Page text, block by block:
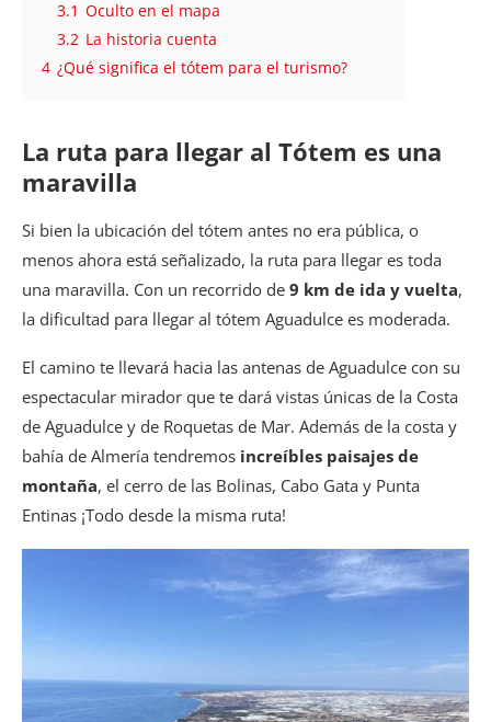
3.1 Oculto en el mapa
3.2 La historia cuenta
4 ¿Qué significa el tótem para el turismo?
La ruta para llegar al Tótem es una
maravilla
Si bien la ubicación del tótem antes no era pública, o
menos ahora está señalizado, la ruta para llegar es toda
una maravilla. Con un recorrido de 9 km de ida y vuelta,
la dificultad para llegar al tótem Aguadulce es moderada.
El camino te llevará hacia las antenas de Aguadulce con su
espectacular mirador que te dará vistas únicas de la Costa
de Aguadulce y de Roquetas de Mar. Además de la costa y
bahía de Almería tendremos increíbles paisajes de
montaña, el cerro de las Bolinas, Cabo Gata y Punta
Entinas ¡Todo desde la misma ruta!